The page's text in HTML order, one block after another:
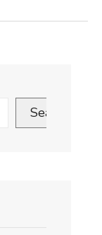
Search